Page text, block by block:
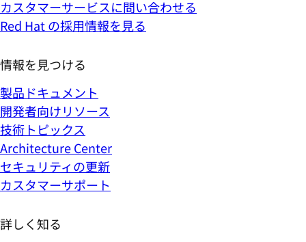
カスタマーサービスに問い合わせる
Red Hat の採用情報を見る
情報を見つける
製品ドキュメント
開発者向けリソース
技術トピックス
Architecture Center
セキュリティの更新
カスタマーサポート
詳しく知る